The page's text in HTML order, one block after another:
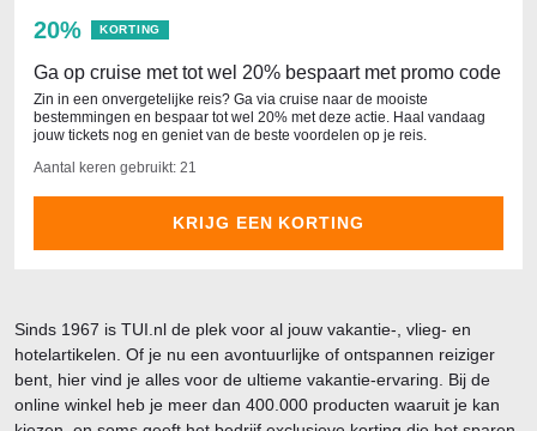
20% KORTING
Ga op cruise met tot wel 20% bespaart met promo code
Zin in een onvergetelijke reis? Ga via cruise naar de mooiste
bestemmingen en bespaar tot wel 20% met deze actie. Haal vandaag
jouw tickets nog en geniet van de beste voordelen op je reis.
Aantal keren gebruikt: 21
KRIJG EEN KORTING
Sinds 1967 is TUI.nl de plek voor al jouw vakantie-, vlieg- en
hotelartikelen. Of je nu een avontuurlijke of ontspannen reiziger
bent, hier vind je alles voor de ultieme vakantie-ervaring. Bij de
online winkel heb je meer dan 400.000 producten waaruit je kan